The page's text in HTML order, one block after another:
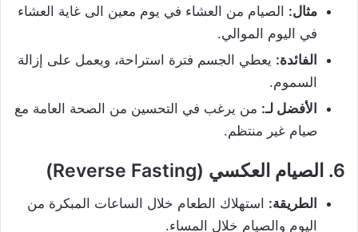
مثال: الصيام من العشاء في يوم معين الى غاية العشاء
في اليوم الموالي.
الفائدة: يعطي الجسم فترة استراحة، ويعمل على إزالة
السموم.
الأفضل لـ: من يرغب في التحسين من الصحة العامة مع
صيام غير منتظم.
6. الصيام العكسي (Reverse Fasting)
الطريقة: استهلاك الطعام خلال الساعات المبكرة من
اليوم والصيام خلال المساء.